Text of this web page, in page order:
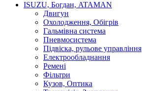
ISUZU, Богдан, ATAMAN
Двигун
Охолодження, Обігрів
Гальмівна система
Пневмосистема
Підвіска, рульове управління
Електрообладнання
Ремені
Фільтри
Кузов, Оптика